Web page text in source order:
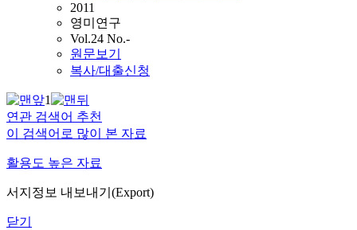
2011
영미연구
Vol.24 No.-
원문보기
복사/대출신청
1
연관 검색어 추천
이 검색어로 많이 본 자료
활용도 높은 자료
서지정보 내보내기(Export)
닫기